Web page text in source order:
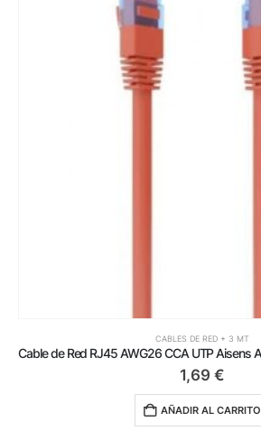
CABLES DE RED + 3 MT
1,69 €
AÑADIR AL CARRITO